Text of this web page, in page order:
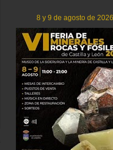
8 y 9 de agosto de 2026